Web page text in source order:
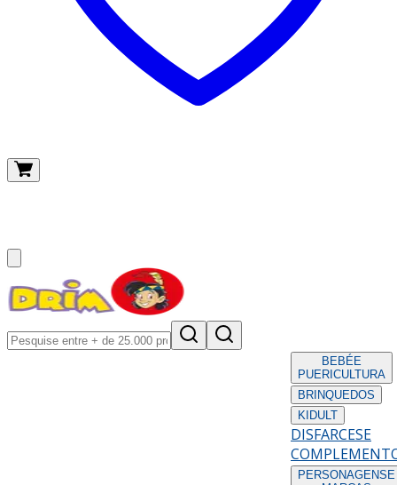
BEBÉE
PUERICULTURA
BRINQUEDOS
KIDULT
DISFARCESE
PERSONAGENS E